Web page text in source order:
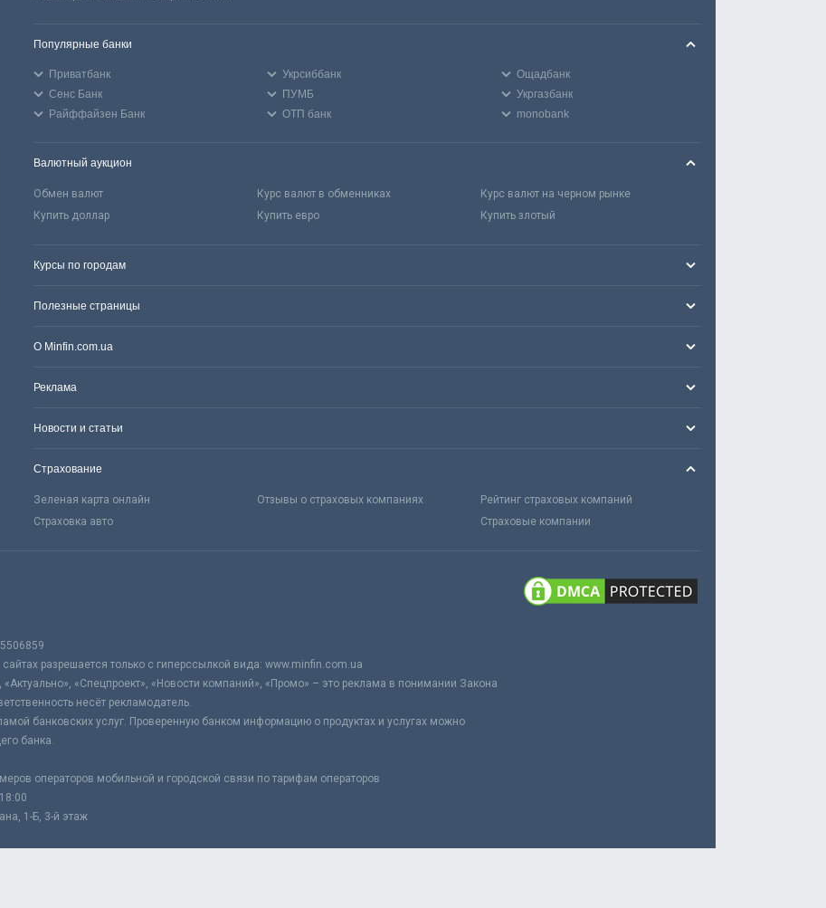
Популярные банки
Приватбанк Укрсиббанк
Ощадбанк
Сенс Банк
ПУМБ
Укргазбанк
Райффайзен Банк
ОТП банк monobank
Валютный аукцион
Обмен валют Курс валют в обменниках
Курс валют на черном рынке
Купить доллар
Купить евро Купить злотый
Курсы по городам
Полезные страницы
О Minfin.com.ua
Реклама
Новости и статьи
Страхование
Зеленая карта онлайн Отзывы о страховых компаниях
Рейтинг страховых компаний
Страховка авто
Страховые компании
разрешается только с гиперссылкой вида: www.minfin.com.ua
«Спецпроект», «Новости компаний», «Промо» – это реклама в понимании Закона
несёт рекламодатель.
банковских услуг. Проверенную банком информацию о продуктах и услугах можно
банка.
операторов мобильной и городской связи по тарифам операторов
1-Б, 3-й этаж